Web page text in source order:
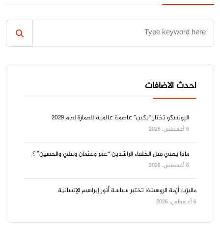
احدث الاضافات
اليونسكو تختار “بكين” عاصمة عالمية للعمارة لعام 2029
6 أغسطس، 2026
ماذا يعني قتل الخلفاء الراشدين “عمر وعثمان وعلي والحسين” ؟
6 أغسطس، 2026
ماليزيا: أزمة الروهينغا تختبر سياسة أنور إبراهيم الإنسانية
6 أغسطس، 2026